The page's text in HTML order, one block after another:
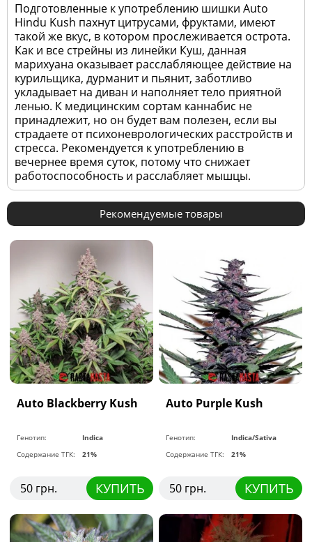
Подготовленные к употреблению шишки Auto
Hindu Kush пахнут цитрусами, фруктами, имеют
такой же вкус, в котором прослеживается острота.
Как и все стрейны из линейки Куш, данная
марихуана оказывает расслабляющее действие на
курильщика, дурманит и пьянит, заботливо
укладывает на диван и наполняет тело приятной
ленью. К медицинским сортам каннабис не
принадлежит, но он будет вам полезен, если вы
страдаете от психоневрологических расстройств и
стресса. Рекомендуется к употреблению в
вечернее время суток, потому что снижает
работоспособность и расслабляет мышцы.
Рекомендуемые товары
Auto Blackberry Kush
Генотип:
Indica
Содержание ТГК:
21%
50 грн. КУПИТЬ
Auto Purple Kush
Генотип:
Indica/Sativa
Содержание ТГК:
21%
50 грн. КУПИТЬ